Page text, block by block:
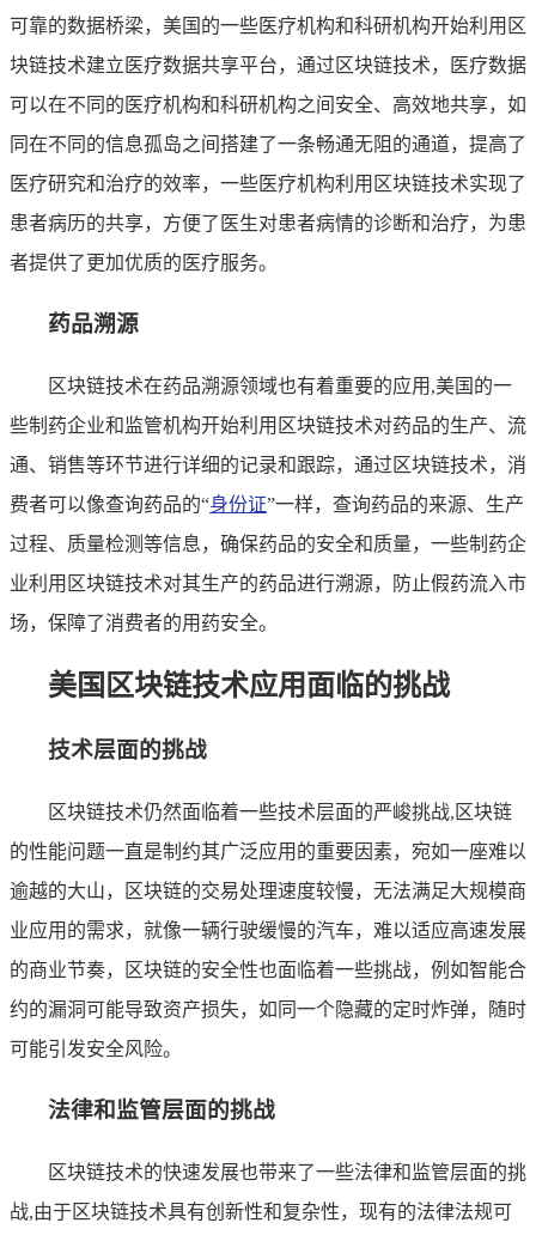
可靠的数据桥梁，美国的一些医疗机构和科研机构开始利用区
块链技术建立医疗数据共享平台，通过区块链技术，医疗数据
可以在不同的医疗机构和科研机构之间安全、高效地共享，如
同在不同的信息孤岛之间搭建了一条畅通无阻的通道，提高了
医疗研究和治疗的效率，一些医疗机构利用区块链技术实现了
患者病历的共享，方便了医生对患者病情的诊断和治疗，为患
者提供了更加优质的医疗服务。
药品溯源
区块链技术在药品溯源领域也有着重要的应用,美国的一
些制药企业和监管机构开始利用区块链技术对药品的生产、流
通、销售等环节进行详细的记录和跟踪，通过区块链技术，消
费者可以像查询药品的“身份证”一样，查询药品的来源、生产
过程、质量检测等信息，确保药品的安全和质量，一些制药企
业利用区块链技术对其生产的药品进行溯源，防止假药流入市
场，保障了消费者的用药安全。
美国区块链技术应用面临的挑战
技术层面的挑战
区块链技术仍然面临着一些技术层面的严峻挑战,区块链
的性能问题一直是制约其广泛应用的重要因素，宛如一座难以
逾越的大山，区块链的交易处理速度较慢，无法满足大规模商
业应用的需求，就像一辆行驶缓慢的汽车，难以适应高速发展
的商业节奏，区块链的安全性也面临着一些挑战，例如智能合
约的漏洞可能导致资产损失，如同一个隐藏的定时炸弹，随时
可能引发安全风险。
法律和监管层面的挑战
区块链技术的快速发展也带来了一些法律和监管层面的挑
战,由于区块链技术具有创新性和复杂性，现有的法律法规可